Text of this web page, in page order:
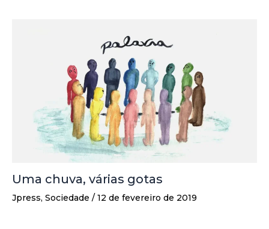
Uma chuva, várias gotas
Jpress, Sociedade / 12 de fevereiro de 2019